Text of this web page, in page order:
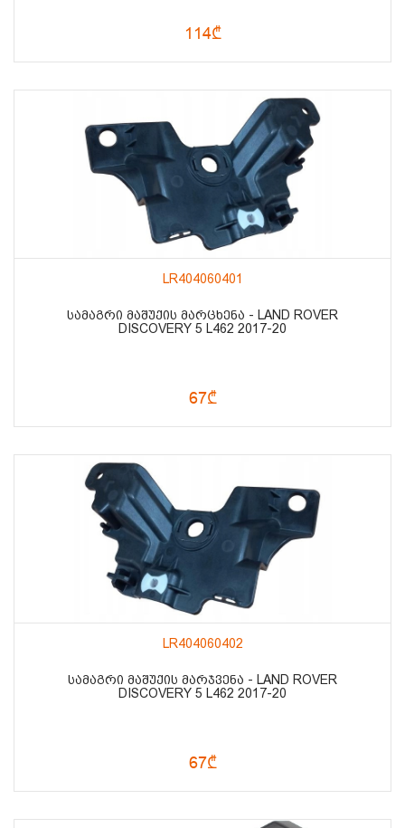
114₾
LR404060401
ᲡᲐᲛᲐᲒᲠᲘ ᲛᲐᲨᲣᲥᲘᲡ ᲛᲐᲠᲪᲮᲔᲜᲐ - LAND ROVER
DISCOVERY 5 L462 2017-20
67₾
LR404060402
ᲡᲐᲛᲐᲒᲠᲘ ᲛᲐᲨᲣᲥᲘᲡ ᲛᲐᲠᲯᲕᲔᲜᲐ - LAND ROVER
DISCOVERY 5 L462 2017-20
67₾